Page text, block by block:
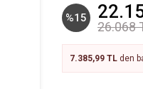
%15
26.068
7.385,99 TL den